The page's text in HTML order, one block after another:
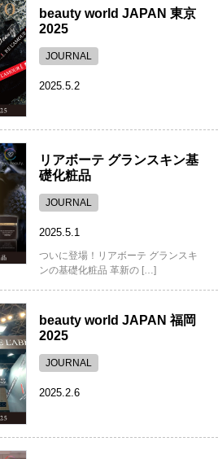
beauty world JAPAN 東京
2025
JOURNAL
2025.5.2
リアボーテ グランスキン基
礎化粧品
JOURNAL
2025.5.1
ついに登場！リアボーテ グランスキ
ンの基礎化粧品 革新の […]
beauty world JAPAN 福岡
2025
JOURNAL
2025.2.6